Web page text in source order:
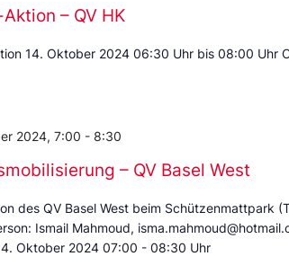
– QV HK
14. Oktober 2024 06:30 Uhr bis 08:00 Uhr
– QV Basel West
2024, 7:00 - 8:30
des QV Basel West beim Schützenmattpark
Ismail Mahmoud,
Oktober 2024 07:00 - 08:30 Uhr